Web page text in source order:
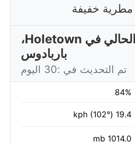
خفيفة
الطقس الحالي في Holetown،
باربادوس
تم التحديث في :30 اليوم
84%
19.4 kph (102°)
1014.0 mb